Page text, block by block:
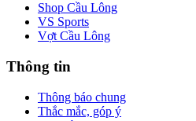
Shop Cầu Lông
VS Sports
Vợt Cầu Lông
Thông tin
Thông báo chung
Thắc mắc, góp ý